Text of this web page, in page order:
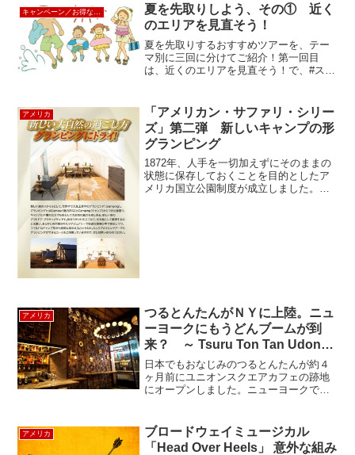
夏を先取りしよう、その① 近く
のエリアを見直そう！
夏を先取りするおすすめツアーを、テー
マ別に三回に分けてご紹介！第一回目
は、近くのエリアを見直そう！で、#ステ
えたことで、気分転換をかねて、家から
少しだけ離れた場所で...
アメリカ
「アメリカン・サファリ・シリー
ズ」第二弾 新しいキャンプの形
グランピング
1872年、人手を一切加えずにそのままの
状態に保存しておくことを目的としたア
メリカ国立公園制度が成立しました。以
アメリカ
つるとんたんがＮＹに上陸。ニュ
ーヨークにもうどんブームが到
来？ ～ Tsuru Ton Tan Udon
Noddle Brasseria ～
日本でもおなじみのつるとんたんが約４
ヶ月前にユニオンスクエアカフェの跡地
にオープンしました。ニューヨークでう
ので、知っているニューヨーカーは多い
はず。日本食ブームに乗って...
アメリカ
ブロードウェイミュージカル
「Head Over Heels」 意外な組み